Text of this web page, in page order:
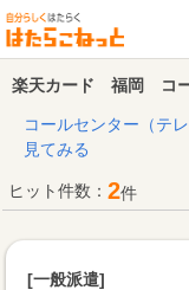
楽天カード 福岡 コー
コールセンター（テ
見てみる
ヒット件数： 2件
[一般派遣]